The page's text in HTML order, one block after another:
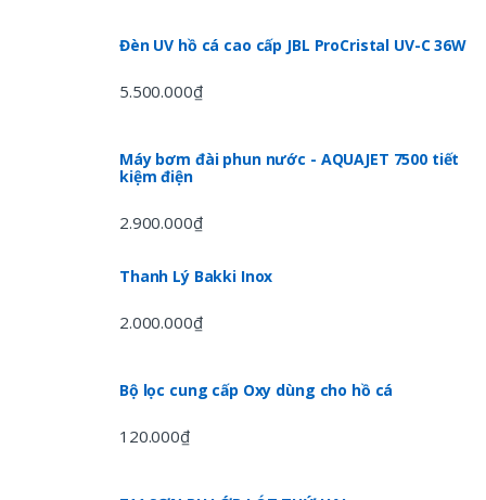
Đèn UV hồ cá cao cấp JBL ProCristal UV-C 36W
5.500.000₫
Máy bơm đài phun nước - AQUAJET 7500 tiết
kiệm điện
2.900.000₫
Thanh Lý Bakki Inox
2.000.000₫
Bộ lọc cung cấp Oxy dùng cho hồ cá
120.000₫